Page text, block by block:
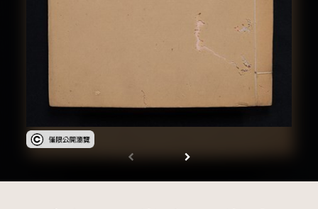
受著作權法保護-僅限於本平台有限度公開瀏覽